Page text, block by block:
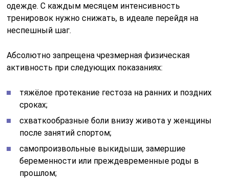
одежде. С каждым месяцем интенсивность
тренировок нужно снижать, в идеале перейдя на
неспешный шаг.
Абсолютно запрещена чрезмерная физическая
активность при следующих показаниях:
тяжёлое протекание гестоза на ранних и поздних
сроках;
схваткообразные боли внизу живота у женщины
после занятий спортом;
самопроизвольные выкидыши, замершие
беременности или преждевременные роды в
прошлом;